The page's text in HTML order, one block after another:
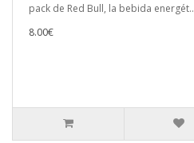
pack de Red Bull, la bebida energét..
8.00€